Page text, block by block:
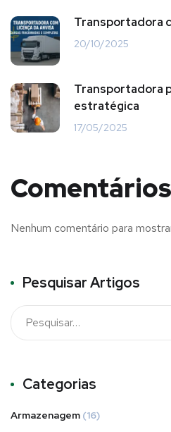
Transportadora
20/10/2025
Transportadora
estratégica
17/05/2025
Nenhum comentário para
Pesquisar Artigos
Categorias
Armazenagem (16)